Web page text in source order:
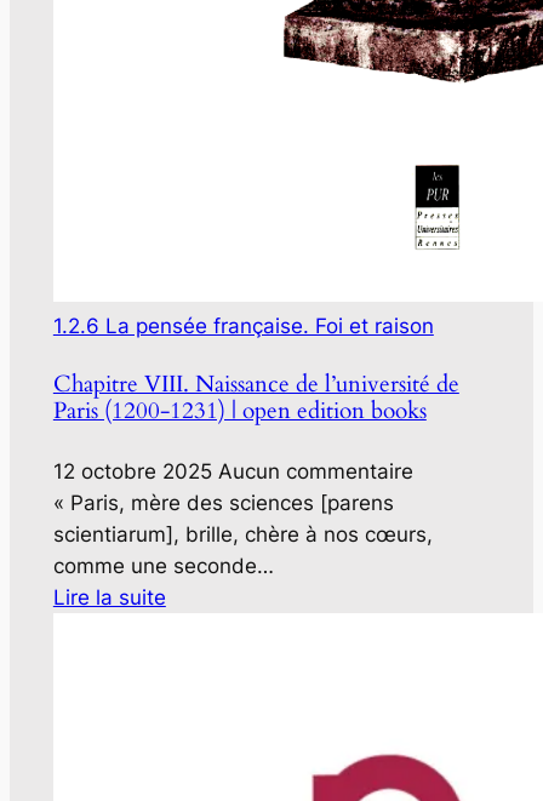
1.2.6 La pensée française. Foi et raison
Chapitre VIII. Naissance de l’université de
Paris (1200-1231) | open edition books
12 octobre 2025 Aucun commentaire
« Paris, mère des sciences [parens
scientiarum], brille, chère à nos cœurs,
comme une seconde…
Lire la suite